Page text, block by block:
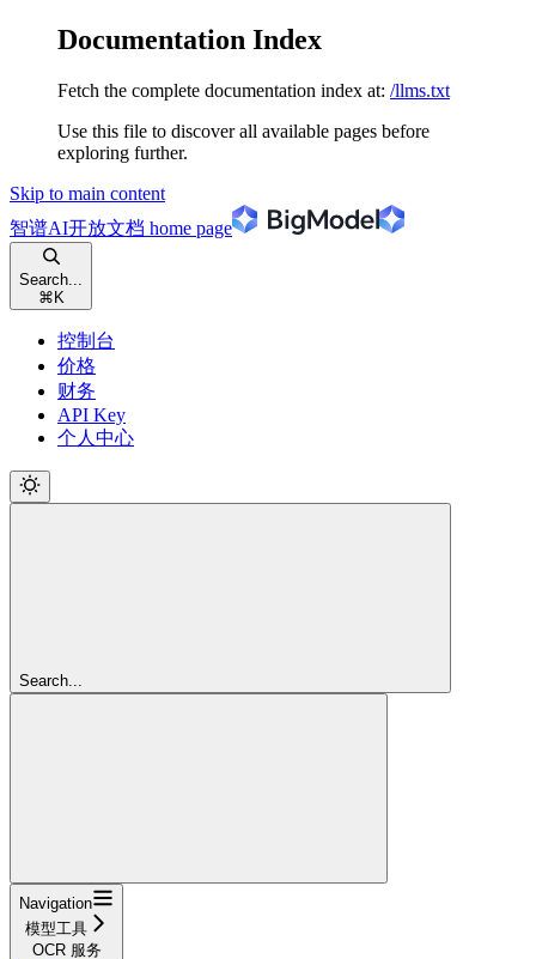
Documentation Index
Fetch the complete documentation index at: /llms.txt
Use this file to discover all available pages before
exploring further.
Skip to main content
智谱AI开放文档 home page
Search...
⌘ K
控制台
价格
财务
API Key
个人中心
Search...
Navigation
模型工具
OCR 服务